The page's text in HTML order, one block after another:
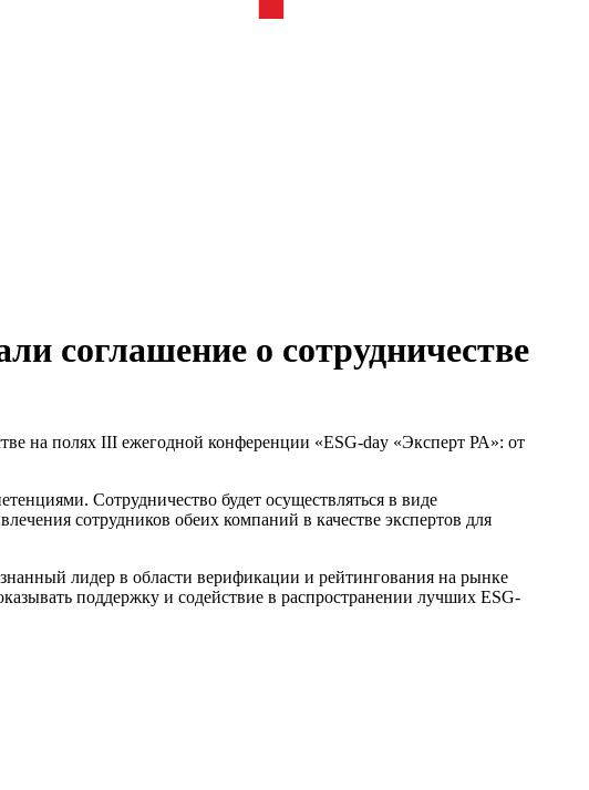
соглашение о сотрудничестве
на полях III ежегодной конференции «ESG-day «Эксперт РА»: от
Сотрудничество будет осуществляться в виде
сотрудников обеих компаний в качестве экспертов для
лидер в области верификации и рейтингования на рынке
поддержку и содействие в распространении лучших ESG-